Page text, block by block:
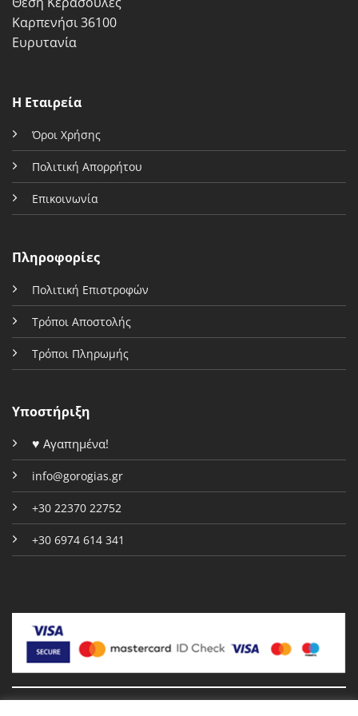
Καρπενήσι 36100
Ευρυτανία
Η Εταιρεία
Όροι Χρήσης
Πολιτική Απορρήτου
Επικοινωνία
Πληροφορίες
Πολιτική Επιστροφών
Τρόποι Αποστολής
Τρόποι Πληρωμής
Υποστήριξη
♥ Αγαπημένα!
info@gorogias.gr
+30 22370 22752
+30 6974 614 341